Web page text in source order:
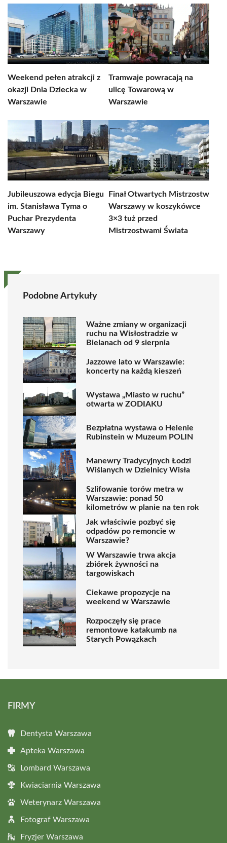
Weekend pełen atrakcji z
okazji Dnia Dziecka w
Warszawie
Tramwaje powracają na
ulicę Towarową w
Warszawie
Jubileuszowa edycja Biegu
im. Stanisława Tyma o
Puchar Prezydenta
Warszawy
Finał Otwartych Mistrzostw
Warszawy w koszykówce
3×3 tuż przed
Mistrzostwami Świata
Podobne Artykuły
Ważne zmiany w organizacji
ruchu na Wisłostradzie w
Bielanach od 9 sierpnia
Jazzowe lato w Warszawie:
koncerty na każdą kieszeń
Wystawa „Miasto w ruchu”
otwarta w ZODIAKU
Bezpłatna wystawa o Helenie
Rubinstein w Muzeum POLIN
Manewry Tradycyjnych Łodzi
Wiślanych w Dzielnicy Wisła
Szlifowanie torów metra w
Warszawie: ponad 50
kilometrów w planie na ten rok
Jak właściwie pozbyć się
odpadów po remoncie w
Warszawie?
W Warszawie trwa akcja
zbiórek żywności na
targowiskach
Ciekawe propozycje na
weekend w Warszawie
Rozpoczęły się prace
remontowe katakumb na
Starych Powązkach
FIRMY
Dentysta Warszawa
Apteka Warszawa
Lombard Warszawa
Kwiaciarnia Warszawa
Weterynarz Warszawa
Fotograf Warszawa
Fryzjer Warszawa